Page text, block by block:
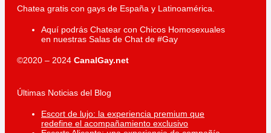
Chatea gratis con gays de España y Latinoamérica.
Aquí podrás Chatear con Chicos Homosexuales
en nuestras Salas de Chat de #Gay
©2020 – 2024 CanalGay.net
Últimas Noticias del Blog
Escort de lujo: la experiencia premium que
redefine el acompañamiento exclusivo